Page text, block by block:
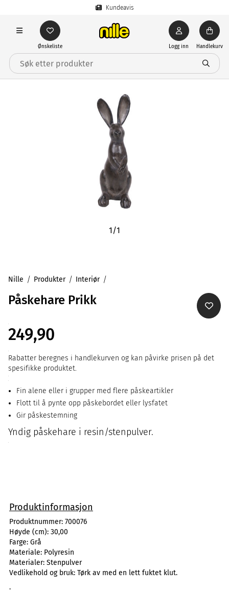
Kundeavis
Ønskeliste Logg inn Handlekurv
1/1
Nille Produkter Interiør
Påskehare Prikk
249,90
Rabatter beregnes i handlekurven og kan påvirke prisen på det
spesifikke produktet.
Fin alene eller i grupper med flere påskeartikler
Flott til å pynte opp påskebordet eller lysfatet
Gir påskestemning
Yndig påskehare i resin/stenpulver.
Produktinformasjon
Produktnummer: 700076
Høyde (cm): 30,00
Farge: Grå
Materiale: Polyresin
Materialer: Stenpulver
Vedlikehold og bruk: Tørk av med en lett fuktet klut.
.